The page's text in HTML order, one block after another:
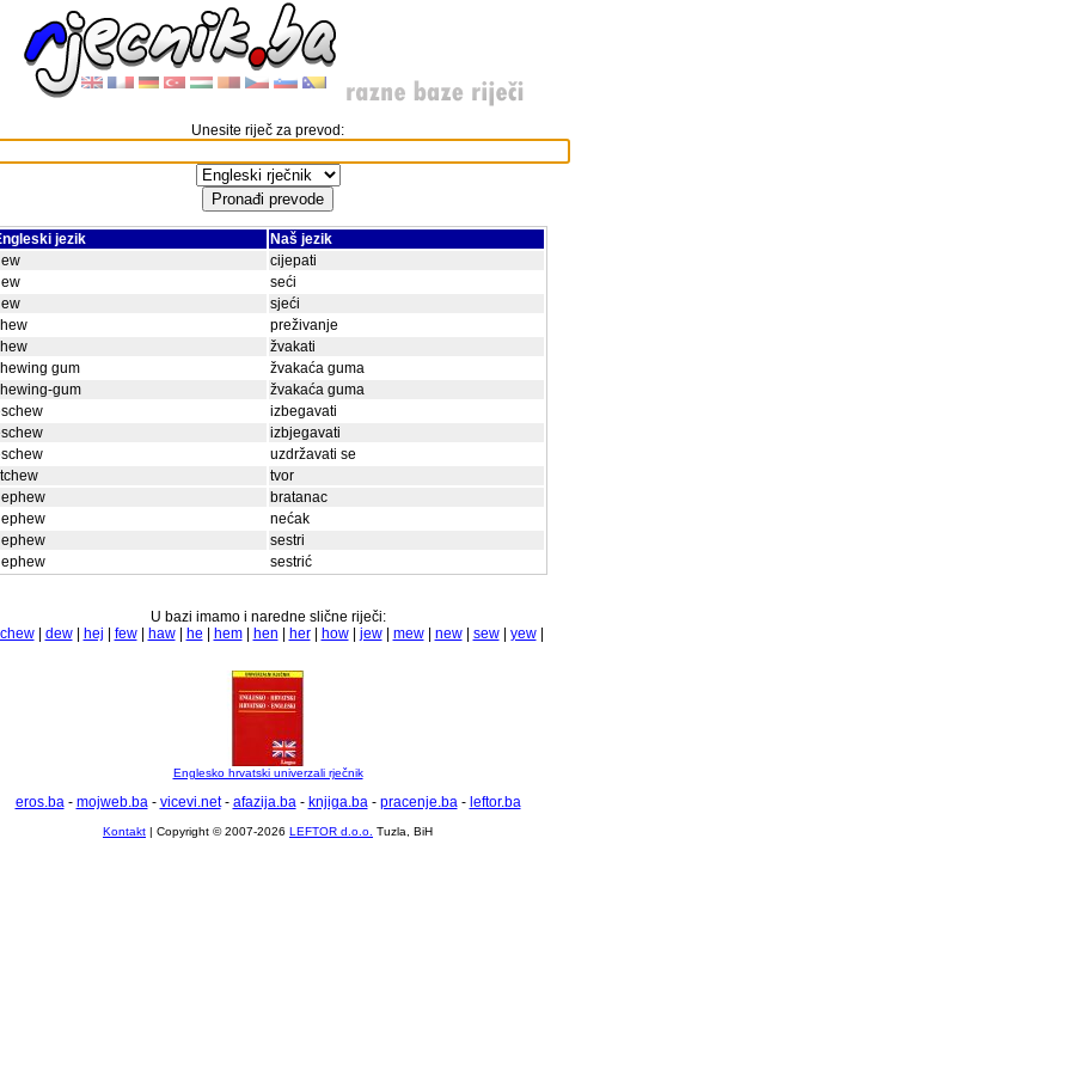
Unesite riječ za prevod:
jezik
Naš jezik
cijepati
seći
sjeći
preživanje
žvakati
gum
žvakaća guma
gum
žvakaća guma
izbegavati
izbjegavati
uzdržavati se
tvor
bratanac
nećak
sestri
sestrić
U bazi imamo i naredne slične riječi:
chew| dew| hej few| haw| he hem| hen her| how| jew| mew| new| sew| yew|
Englesko hrvatski univerzali rječnik
eros.ba- mojweb.ba- vicevi.net- afazija.ba- knjiga.ba- pracenje.ba- leftor.ba
Kontakt | Copyright © 2007-2026 LEFTOR d.o.o. Tuzla, BiH